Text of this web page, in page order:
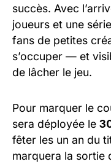
succès. Avec
joueurs et une
fans de petites
s’occuper — et
de lâcher le jeu.
Pour marquer le
sera déployée le
fêter les un an du
marquera la sortie